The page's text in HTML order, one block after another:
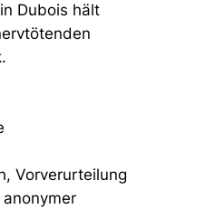
Dubois hält
Vorverurteilung